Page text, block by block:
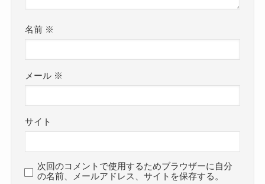
名前 ※
メール ※
サイト
次回のコメントで使用するためブラウザーに自分
の名前、メールアドレス、サイトを保存する。